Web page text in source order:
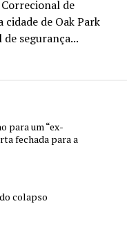
de
de Oak Park
segurança...
para um “ex-
fechada para a
colapso